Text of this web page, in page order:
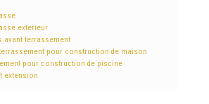
exterieur
avant terrassement
pour construction de maison
pour construction de piscine
extension